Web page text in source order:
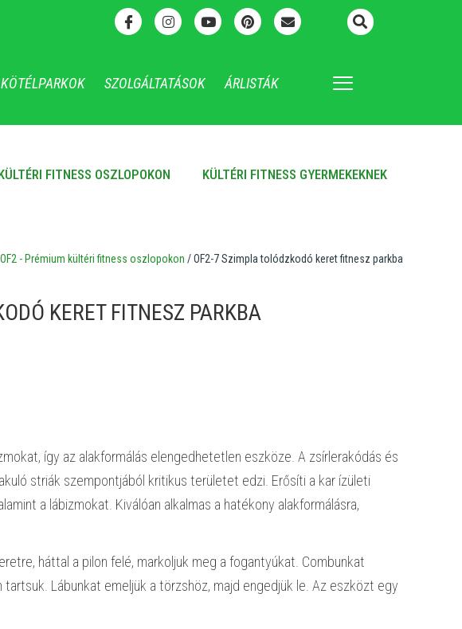
KÖTÉLPARKOK SZOLGÁLTATÁSOK ÁRLISTÁK
FITNESS OSZLOPOKON KÜLTÉRI FITNESS GYERMEKEKNEK
OF2 - Prémium kültéri fitness oszlopokon / OF2-7 Szimpla tolódzkodó keret fitnesz parkba
KERET FITNESZ PARKBA
így az alakformálás elengedhetetlen eszköze. A zsírlerakódás és
striák szempontjából kritikus területet edzi. Erősíti a kar ízületi
a lábizmokat. Kiválóan alkalmas a hatékony alakformálásra,
háttal a pilon felé, markoljuk meg a fogantyúkat. Combunkat
Lábunkat emeljük a törzshöz, majd engedjük le. Az eszközt egy